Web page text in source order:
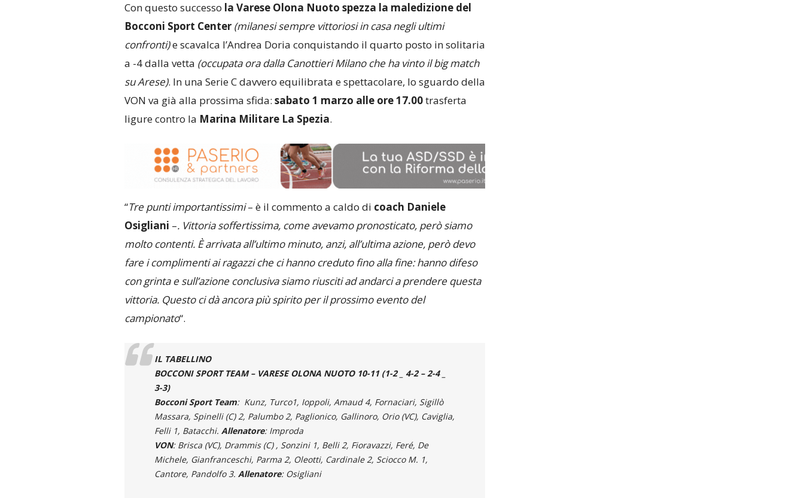
Con questo successo la Varese Olona Nuoto spezza la maledizione del
Bocconi Sport Center (milanesi sempre vittoriosi in casa negli ultimi
confronti)e scavalca l’Andrea Doria conquistando il quarto posto in solitaria
a -4 dalla vetta (occupata ora dalla Canottieri Milano che ha vinto il big match
su Arese). In una Serie C davvero equilibrata e spettacolare, lo sguardo della
VON va già alla prossima sfida: sabato 1 marzo alle ore 17.00trasferta
ligure contro la Marina Militare La Spezia.
“Tre punti importantissimi– è il commento a caldo di coach Daniele
Osigliani –. Vittoria soffertissima, come avevamo pronosticato, però siamo
molto contenti. È arrivata all’ultimo minuto, anzi, all’ultima azione, però devo
fare i complimenti ai ragazzi che ci hanno creduto fino alla fine: hanno difeso
con grinta e sull’azione conclusiva siamo riusciti ad andarci a prendere questa
vittoria. Questo ci dà ancora più spirito per il prossimo evento del
campionato“.
IL TABELLINO
BOCCONI SPORT TEAM – VARESE OLONA NUOTO10-11 (1-2 4-2– 2-4 _
3-3)
Bocconi Sport Team: Kunz, Turco1, Ioppoli, Amaud 4, Fornaciari, Sigillò
Massara, Spinelli (C) 2, Palumbo 2, Paglionico, Gallinoro, Orio (VC), Caviglia,
Felli 1, Batacchi. Allenatore: Improda
VON: Brisca (VC), Drammis (C) , Sonzini 1, Belli 2, Fioravazzi, Feré, De
Michele, Gianfranceschi, Parma 2, Oleotti, Cardinale 2, Sciocco M. 1,
Cantore, Pandolfo 3. Allenatore: Osigliani